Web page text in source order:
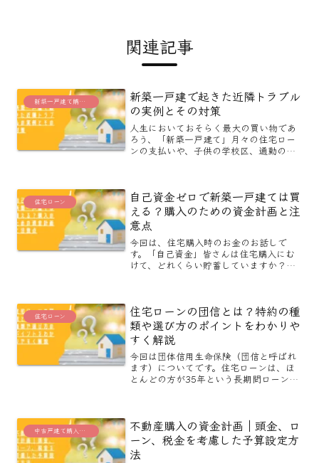
関連記事
新築一戸建て購入に役立つブログ
新築一戸建で起きた近隣トラブル
の実例とその対策
人生においておそらく最大の買い物であ
ろう、「新築一戸建て」月々の住宅ロー
ンの支払いや、子供の学校区、通勤の面
し、そんな夢のマイホームも...
住宅ローン
自己資金ゼロで新築一戸建ては買
える？購入のための資金計画と注
意点
今回は、住宅購入時のお金のお話しで
す。「自己資金」皆さんは住宅購入にむ
けて、どれくらい貯蓄していますか？新
ね。一人暮らしや、夫婦二人だ...
住宅ローン
住宅ローンの団信とは？特約の種
類や選び方のポイントをわかりや
すく解説
今回は団体信用生命保険（団信と呼ばれ
ます）についてです。住宅ローンは、ほ
とんどの方が35年という長期間ローンの
加入しておく保険です。...
中古戸建て購入に役立つブログ
不動産購入の資金計画｜頭金、ロ
ーン、税金を考慮した予算設定方
法